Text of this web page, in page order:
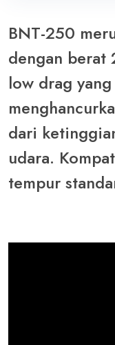
BNT-250
dengan
low drag
dari
udara.
tempur